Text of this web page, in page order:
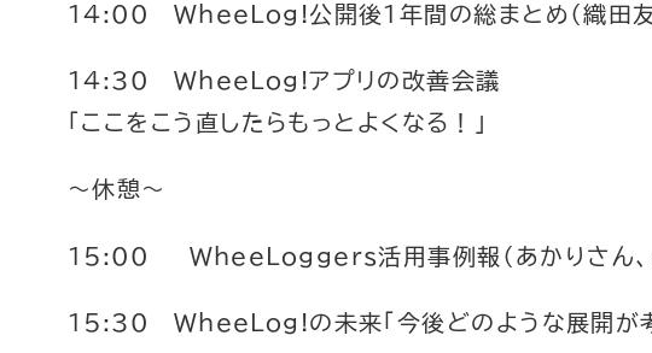
14:00 WheeLog!公開後１年間の総まとめ（織田友
14:30 WheeLog!アプリの改善会議
「ここをこう直したらもっとよくなる！」
～休憩～
15:00 WheeLoggers活用事例報（あかりさん、
15:30 WheeLog!の未来「今後どのような展開が考